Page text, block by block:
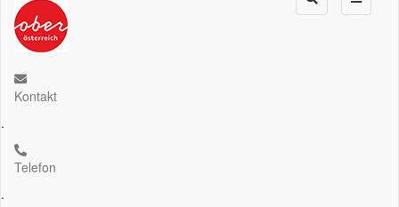
Kontakt
.
Telefon
.